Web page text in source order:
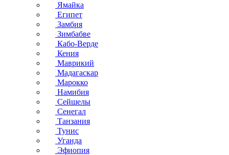
Ямайка
Египет
Замбия
Зимбабве
Кабо-Верде
Кения
Маврикий
Мадагаскар
Марокко
Намибия
Сейшелы
Сенегал
Танзания
Тунис
Уганда
Эфиопия